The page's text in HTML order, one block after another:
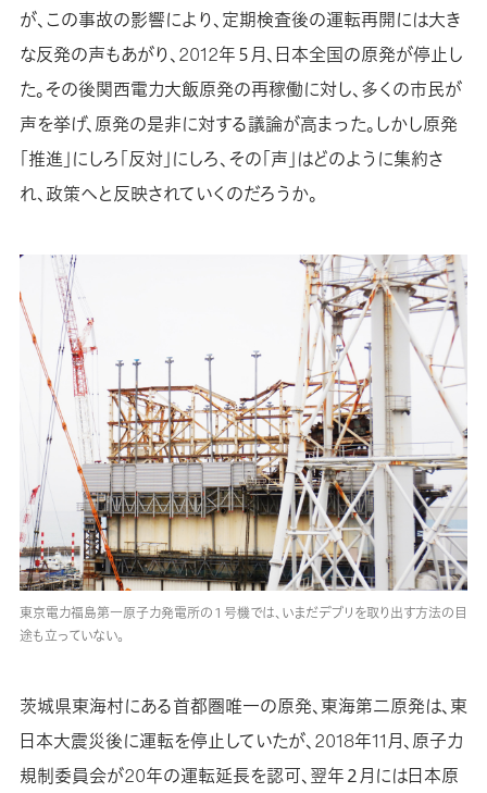
が、この事故の影響により、定期検査後の運転再開には大き
な反発の声もあがり、2012年５月、日本全国の原発が停止し
た。その後関西電力大飯原発の再稼働に対し、多くの市民が
声を挙げ、原発の是非に対する議論が高まった。しかし原発
「推進」にしろ「反対」にしろ、その「声」はどのように集約さ
れ、政策へと反映されていくのだろうか。
東京電力福島第一原子力発電所の１号機では、いまだデブリを取り出す方法の目
途も立っていない。
茨城県東海村にある首都圏唯一の原発、東海第二原発は、東
日本大震災後に運転を停止していたが、2018年11月、原子力
規制委員会が20年の運転延長を認可、翌年２月には日本原